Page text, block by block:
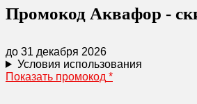
Промокод Аквафор -
до 31 декабря 2026
Условия использования
Показать промокод *